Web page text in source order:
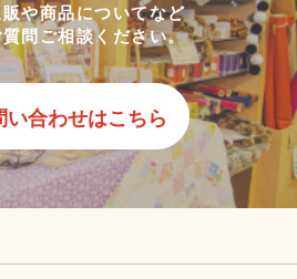
や商品についてなど
問ご相談ください。
い合わせはこちら